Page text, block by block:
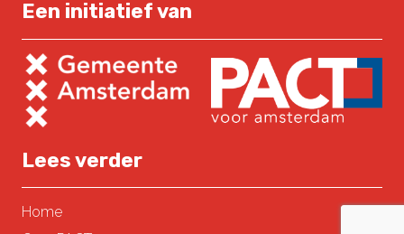
Een initiatief van
Lees verder
Home